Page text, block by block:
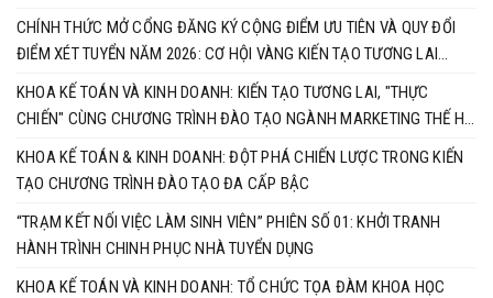
NHÂN ĐẾN TIẾN SĨ
CHÍNH THỨC MỞ CỔNG ĐĂNG KÝ CỘNG ĐIỂM ƯU TIÊN VÀ QUY ĐỔI
ĐIỂM XÉT TUYỂN NĂM 2026: CƠ HỘI VÀNG KIẾN TẠO TƯƠNG LAI
CÙNG KHOA KẾ TOÁN & KINH DOANH
KHOA KẾ TOÁN VÀ KINH DOANH: KIẾN TẠO TƯƠNG LAI, "THỰC
CHIẾN" CÙNG CHƯƠNG TRÌNH ĐÀO TẠO NGÀNH MARKETING THẾ HỆ
KHOA KẾ TOÁN & KINH DOANH: ĐỘT PHÁ CHIẾN LƯỢC TRONG KIẾN
TẠO CHƯƠNG TRÌNH ĐÀO TẠO ĐA CẤP BẬC
“TRẠM KẾT NỐI VIỆC LÀM SINH VIÊN” PHIÊN SỐ 01: KHỞI TRANH
HÀNH TRÌNH CHINH PHỤC NHÀ TUYỂN DỤNG
KHOA KẾ TOÁN VÀ KINH DOANH: TỔ CHỨC TỌA ĐÀM KHOA HỌC